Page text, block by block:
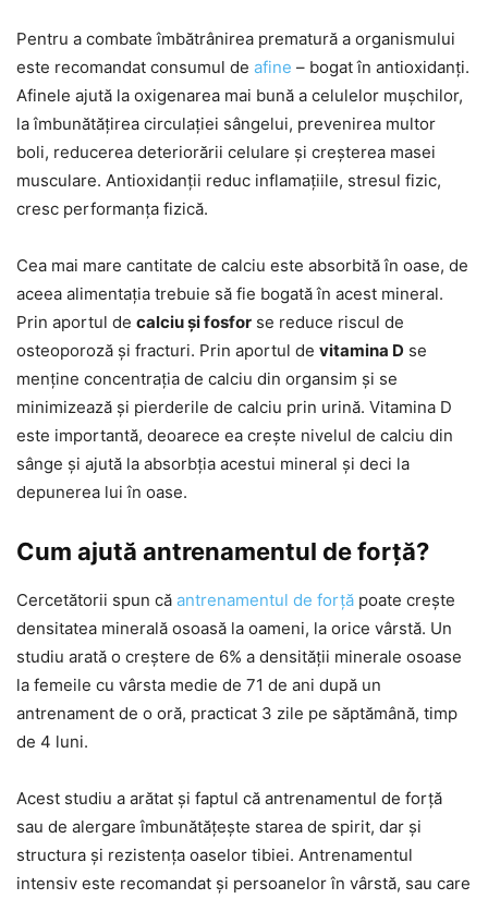
Pentru a combate îmbătrânirea prematură a organismului
este recomandat consumul de afine – bogat în antioxidanți.
Afinele ajută la oxigenarea mai bună a celulelor mușchilor,
la îmbunătățirea circulației sângelui, prevenirea multor
boli, reducerea deteriorării celulare și creșterea masei
musculare. Antioxidanții reduc inflamațiile, stresul fizic,
cresc performanța fizică.
Cea mai mare cantitate de calciu este absorbită în oase, de
aceea alimentația trebuie să fie bogată în acest mineral.
Prin aportul de calciu și fosfor se reduce riscul de
osteoporoză și fracturi. Prin aportul de vitamina D se
menține concentrația de calciu din organsim și se
minimizează și pierderile de calciu prin urină. Vitamina D
este importantă, deoarece ea crește nivelul de calciu din
sânge și ajută la absorbția acestui mineral și deci la
depunerea lui în oase.
Cum ajută antrenamentul de forță?
Cercetătorii spun că antrenamentul de forță poate crește
densitatea minerală osoasă la oameni, la orice vârstă. Un
studiu arată o creștere de 6% a densității minerale osoase
la femeile cu vârsta medie de 71 de ani după un
antrenament de o oră, practicat 3 zile pe săptămână, timp
de 4 luni.
Acest studiu a arătat și faptul că antrenamentul de forță
sau de alergare îmbunătățește starea de spirit, dar și
structura și rezistența oaselor tibiei. Antrenamentul
intensiv este recomandat și persoanelor în vârstă, sau care